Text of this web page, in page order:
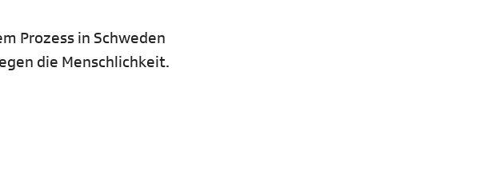
Prozess in Schweden
die Menschlichkeit.